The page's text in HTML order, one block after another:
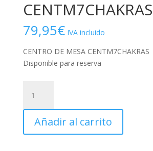
CENTM7CHAKRAS
79,95€ IVA incluido
CENTRO DE MESA CENTM7CHAKRAS
Disponible para reserva
MESA
CENTM7CHAKRAS
cantidad
Añadir al carrito